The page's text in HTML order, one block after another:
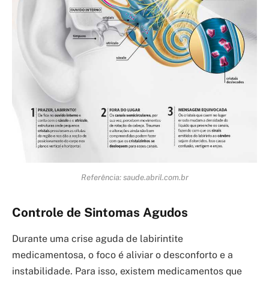
Referência: saude.abril.com.br
Controle de Sintomas Agudos
Durante uma crise aguda de labirintite
medicamentosa, o foco é aliviar o desconforto e a
instabilidade. Para isso, existem medicamentos que